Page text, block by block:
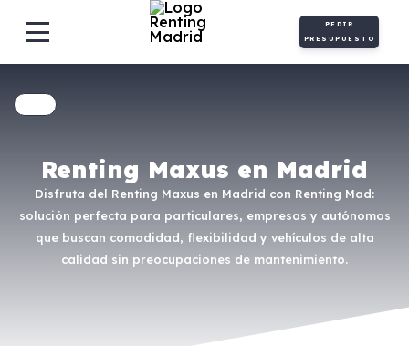
PEDIR
PRESUPUESTO
Renting Maxus en Madrid
Disfruta del Renting Maxus en Madrid con Renting Mad:
solución perfecta para particulares, empresas y autónomos
que buscan comodidad, flexibilidad y vehículos de alta
calidad sin preocupaciones de mantenimiento.